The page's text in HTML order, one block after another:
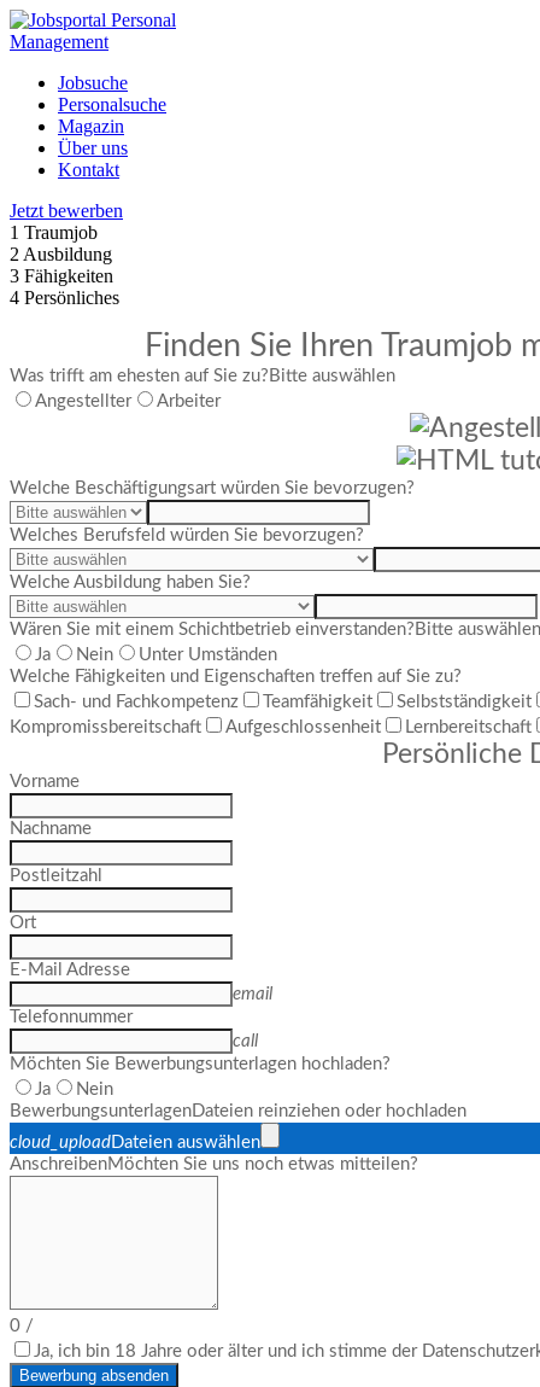
Jobsuche
Personalsuche
Magazin
Über uns
Kontakt
Jetzt bewerben
1 Traumjob
2 Ausbildung
3 Fähigkeiten
4 Persönliches
Finden Sie Ihren Traumjob
Was trifft am ehesten auf Sie zu? Bitte auswählen
Angestellter
Arbeiter
Welche Beschäftigungsart würden Sie bevorzugen?
Welches Berufsfeld würden Sie bevorzugen?
Welche Ausbildung haben Sie?
Wären Sie mit einem Schichtbetrieb einverstanden? Bitte auswählen
Ja
Nein
Unter Umständen
Welche Fähigkeiten und Eigenschaften treffen auf Sie zu?
Sach- und Fachkompetenz
Teamfähigkeit
Selbstständigkeit
Kompromissbereitschaft
Aufgeschlossenheit Lernbereitschaft
Persönliche
Vorname
Nachname
Postleitzahl
Ort
E-Mail Adresse
email
Telefonnummer
call
Möchten Sie Bewerbungsunterlagen hochladen?
Ja
Nein
BewerbungsunterlagenDateien reinziehen oder hochladen
cloud_uploadDateien auswählen
AnschreibenMöchten Sie uns noch etwas mitteilen?
0 /
Ja, ich bin 18 Jahre oder älter und ich stimme der
Bewerbung absenden